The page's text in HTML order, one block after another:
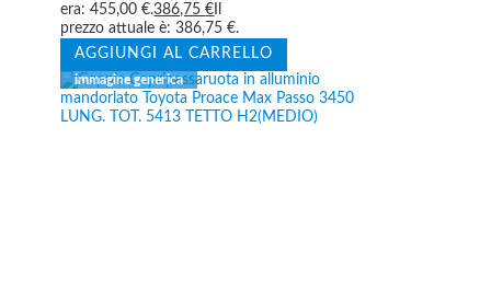
era: 455,00 €.386,75€
prezzo attuale è: 386,75 €.
AGGIUNGI AL CARRELLO